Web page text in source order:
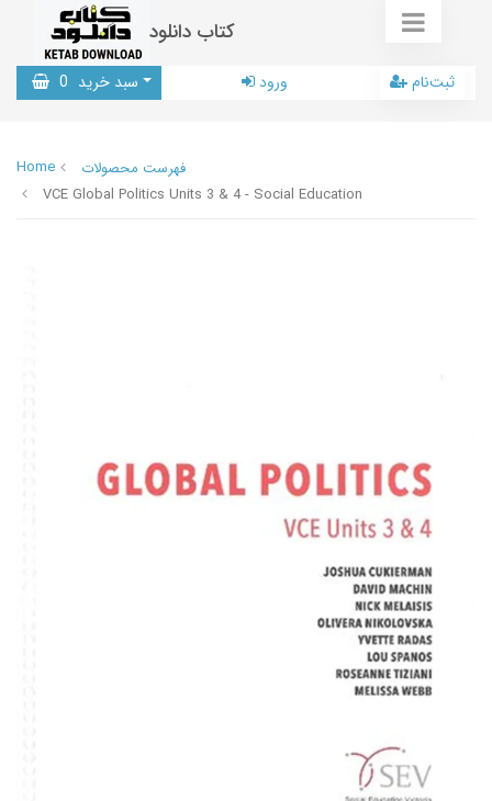
کتاب دانلود
سبد خرید 0 ورود ثبت‌نام
Home
فهرست محصولات
VCE Global Politics Units 3 & 4 - Social Education